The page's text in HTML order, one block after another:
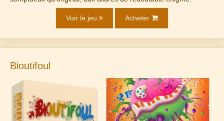
Voir le jeu Acheter
Bioutifoul